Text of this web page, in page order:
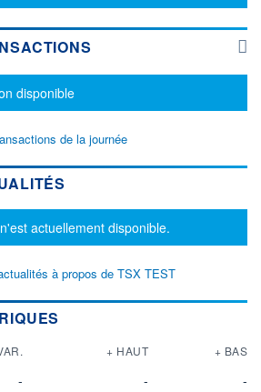
disponible
de la journée
actuellement disponible.
à propos de TSX TEST
+ HAUT + BAS
- -
-